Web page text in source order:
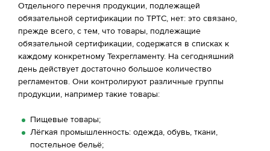
Отдельного перечня продукции, подлежащей
обязательной сертификации по ТРТС, нет: это связано,
прежде всего, с тем, что товары, подлежащие
обязательной сертификации, содержатся в списках к
каждому конкретному Техрегламенту. На сегодняшний
день действует достаточно большое количество
регламентов. Они контролируют различные группы
продукции, например такие товары:
Пищевые товары;
Лёгкая промышленность: одежда, обувь, ткани,
постельное бельё;